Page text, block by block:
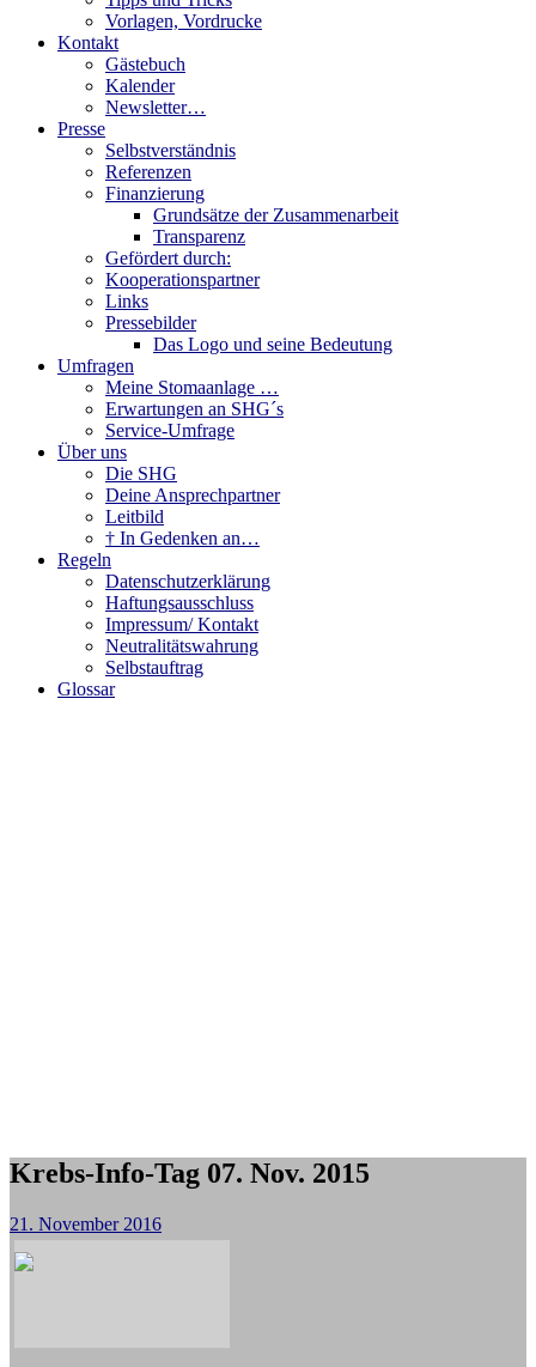
Vorlagen, Vordrucke
Kontakt
Gästebuch
Kalender
Newsletter…
Presse
Selbstverständnis
Referenzen
Finanzierung
Grundsätze der Zusammenarbeit
Transparenz
Gefördert durch:
Kooperationspartner
Links
Pressebilder
Das Logo und seine Bedeutung
Umfragen
Meine Stomaanlage …
Erwartungen an SHG´s
Service-Umfrage
Über uns
Die SHG
Deine Ansprechpartner
Leitbild
† In Gedenken an…
Regeln
Datenschutzerklärung
Haftungsausschluss
Impressum/ Kontakt
Neutralitätswahrung
Selbstauftrag
Glossar
Krebs-Info-Tag 07. Nov. 2015
21. November 2016